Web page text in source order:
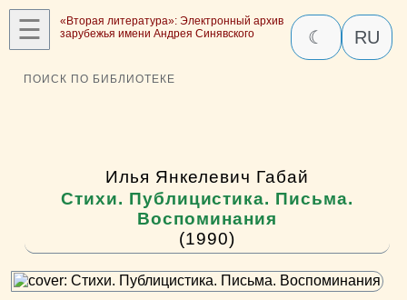
☰
«Вторая литература»: Электронный архив
зарубежья имени Андрея Синявского
☾ RU
ПОИСК ПО БИБЛИОТЕКЕ
Илья Янкелевич Габай
Стихи. Публицистика. Письма.
Воспоминания
(1990)